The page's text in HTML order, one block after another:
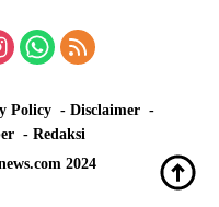
Policy
Disclaimer
Redaksi
2024